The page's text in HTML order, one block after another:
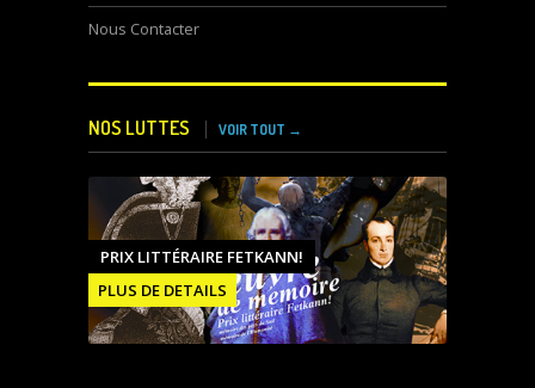
Nous Contacter
NOS LUTTES VOIR TOUT →
PRIX LITTÉRAIRE FETKANN!
PLUS DE DETAILS